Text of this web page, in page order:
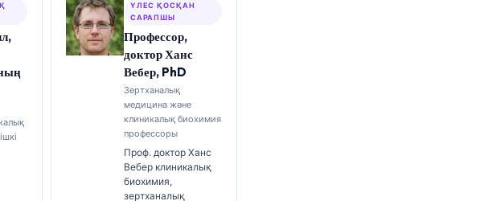
ҮЛЕС ҚОСҚАН
САРАПШЫ
Профессор,
доктор Ханс
Вебер, PhD
Зертханалық
медицина және
клиникалық биохимия
профессоры
Проф. доктор Ханс
Вебер клиникалық
биохимия,
зертханалық